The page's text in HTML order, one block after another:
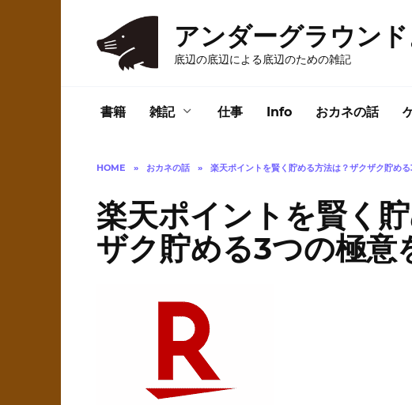
アンダーグラウンド
底辺の底辺による底辺のための雑記
書籍 雑記 仕事 Info おカネの話
HOME » おカネの話 » 楽天ポイントを賢く貯める方法は？ザクザク貯める
楽天ポイントを賢く
ザク貯める3つの極意